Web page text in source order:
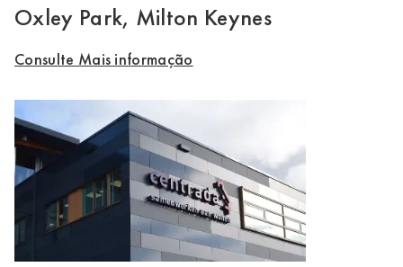
Oxley Park, Milton Keynes
Consulte Mais informação